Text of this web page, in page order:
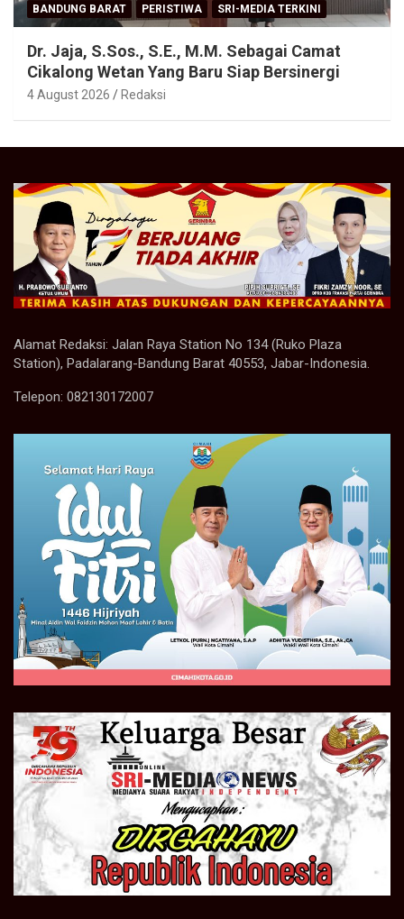
BANDUNG BARAT PERISTIWA SRI-MEDIA TERKINI
Dr. Jaja, S.Sos., S.E., M.M. Sebagai Camat
Cikalong Wetan Yang Baru Siap Bersinergi
4 August 2026 Redaksi
Alamat Redaksi: Jalan Raya Station No 134 (Ruko Plaza
Station), Padalarang-Bandung Barat 40553, Jabar-Indonesia.
Telepon: 082130172007